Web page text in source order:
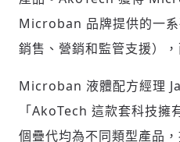
Microban 品牌提供的一系
銷售、營銷和監管支援）
Microban 液體配方經理
「AkoTech 這款套科技擁
個疊代均為不同類型產品